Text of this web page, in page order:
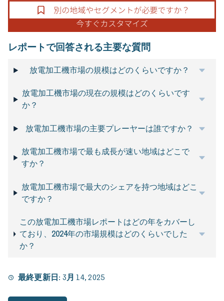
レポートで回答される主要な質問
放電加工機市場の規模はどのくらいですか？
放電加工機市場の現在の規模はどのくらいです
か？
放電加工機市場の主要プレーヤーは誰ですか？
放電加工機市場で最も成長が速い地域はどこで
すか？
放電加工機市場で最大のシェアを持つ地域はどこ
ですか？
この放電加工機市場レポートはどの年をカバーし
ており、2024年の市場規模はどのくらいでした
か？
最終更新日: 3月 14, 2025